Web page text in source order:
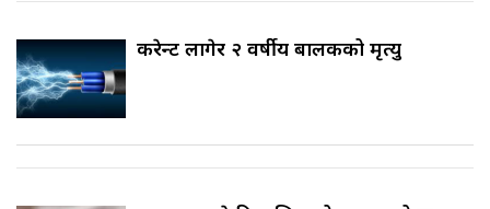
करेन्ट लागेर २ वर्षीय बालकको मृत्यु